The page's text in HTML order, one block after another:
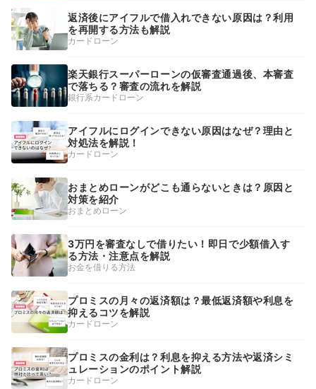
返済後にアイフルで借入れできない原因は？利用
を再開する方法も解説
カードローン
楽天銀行スーパーローンの仮審査通過後、本審査
で落ちる？審査の流れを解説
銀行系カードローン
アイフルにログインできない原因はなぜ？理由と
対処法を解説！
カードローン
おまとめローンがどこも通らないときは？原因と
対策を紹介
おまとめローン
3万円を審査なしで借りたい！即日で少額借入す
る方法・注意点を解説
お金を借りる方法
プロミスの月々の返済額は？最低返済額や利息を
抑えるコツを解説
カードローン
プロミスの金利は？利息を抑える方法や返済シミ
ュレーションのポイント解説
カードローン